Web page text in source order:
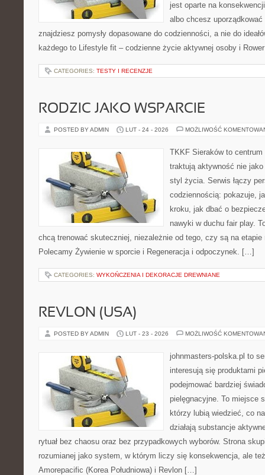
jest oparte na
albo chcesz
znajdziesz pomysły dopasowane do codzienności, a nie do
każdego to Lifestyle fit – codzienne życie aktywnej osoby i
CATEGORIES: TESTY I RECENZJE
RODZIC JAKO WSPARCIE
POSTED BY ADMIN LUT - 24 - 2026 MOŻLIWOŚĆ
TKKF Sieraków to
traktują aktywność nie
styl życia. Serwis łączy
codziennością: pokazuje,
kroku, jak dbać o
nawyki w duchu fair play.
chcą trenować skuteczniej, niezależnie od tego, czy są na etapie
Polecamy Żywienie w sporcie i Regeneracja i odpoczynek. […]
CATEGORIES: WYKOŃCZENIA I DEKORACJE DREWNIANE
REVLON (USA)
POSTED BY ADMIN LUT - 23 - 2026 MOŻLIWOŚĆ
johnmasters-polska.pl to
interesują się produktami
podejmować bardziej
pielęgnacyjne. To miejsce
którzy lubią wiedzieć, co
działają substancje
rytuał bez chaosu oraz bez przypadkowych wyborów. Strona
rozumianej jako system, w którym liczy się konsekwencja, ale
Amorepacific (Korea Południowa) i Revlon […]